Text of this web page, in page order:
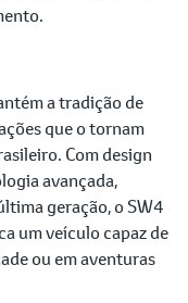
a tradição de
que o tornam
Com design
avançada,
geração, o SW4
um veículo capaz de
ou em aventuras